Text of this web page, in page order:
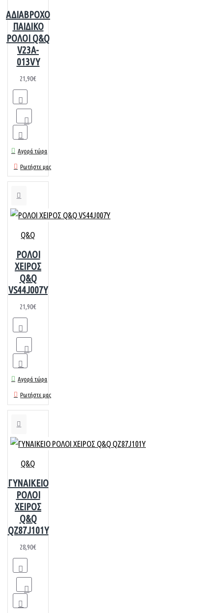
ΑΔΙΑΒΡΟΧΟ
ΠΑΙΔΙΚΟ
ΡΟΛΟΙ Q&Q
V23A-
013VY
21,90€
Αγορά τώρα
Ρωτήστε μας
Q&Q
ΡΟΛΟΙ
ΧΕΙΡΟΣ
Q&Q
VS44J007Y
21,90€
Αγορά τώρα
Ρωτήστε μας
Q&Q
ΓΥΝΑΙΚΕΙΟ
ΡΟΛΟΙ
ΧΕΙΡΟΣ
Q&Q
QZ87J101Y
28,90€